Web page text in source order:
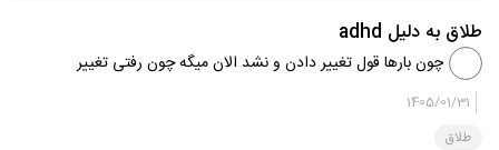
طلاق به دلیل adhd
چون بارها قول تغییر دادن و نشد الان میگه چون رفتی تغییر
میکنم دارم پیگیری میکنم مشاوره و روانپزشکو فقط فرصت بده
1405/01/31
طلاق